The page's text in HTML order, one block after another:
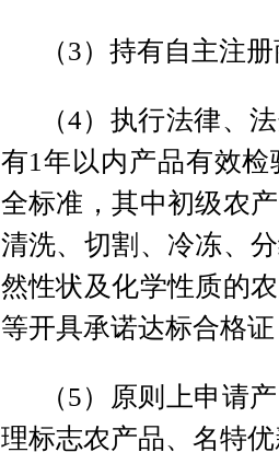
（3）持有自主注
（4）执行法律、
有1年以内产品有效
全标准，其中初级农
清洗、切割、冷冻、
然性状及化学性质的
等开具承诺达标合格
（5）原则上申请
理标志农产品、名特